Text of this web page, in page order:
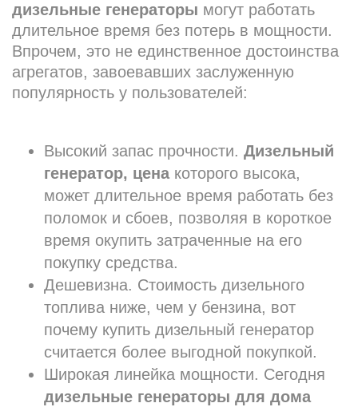
дизельные генераторы могут работать
длительное время без потерь в мощности.
Впрочем, это не единственное достоинства
агрегатов, завоевавших заслуженную
популярность у пользователей:
Высокий запас прочности. Дизельный
генератор, ценакоторого высока,
может длительное время работать без
поломок и сбоев, позволяя в короткое
время окупить затраченные на его
покупку средства.
Дешевизна. Стоимость дизельного
топлива ниже, чем у бензина, вот
почему купить дизельный генератор
считается более выгодной покупкой.
Широкая линейка мощности. Сегодня
дизельные генераторы для дома